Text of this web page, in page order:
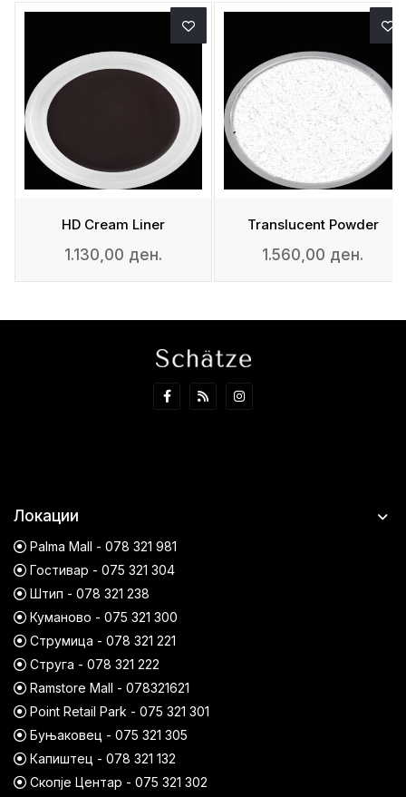
HD Cream Liner
1.130,00 ден.
Translucent Powder
1.560,00 ден.
Локации
Palma Mall - 078 321 981
Гостивар - 075 321 304
Штип - 078 321 238
Куманово - 075 321 300
Струмица - 078 321 221
Струга - 078 321 222
Ramstore Mall - 078321621
Point Retail Park - 075 321 301
Буњаковец - 075 321 305
Капиштец - 078 321 132
Скопје Центар - 075 321 302